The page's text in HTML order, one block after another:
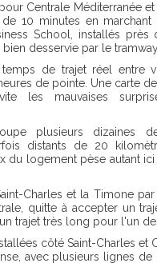
Centrale Méditerranée
10 minutes en marchant
School, installés près
desservie par le
de trajet réel entre
de pointe. Une carte
les mauvaises
plusieurs dizaines
distants de 20
du logement pèse autant
Charles et la Timone
quitte à accepter un
trajet très long pour l'un
côté Saint-Charles et
avec plusieurs lignes